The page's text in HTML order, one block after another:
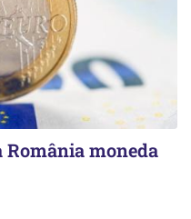
România moneda